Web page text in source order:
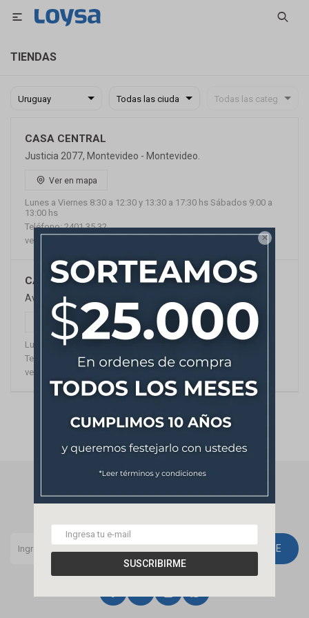

SUSCRIBIRME

TIENDAS
CASA CENTRAL
Justicia 2077, Montevideo - Montevideo.
Ver en mapa
Lunes a Viernes 8:30 a 12:30 y 13:30 a 17:30 hs Sábados 9:00 a
13:00 hs
Teléfono: 2401 35 32
ventas@loysa.com.uy
CASA AV ITALIA
Av. Italia 3921, Montevideo - Montevideo.
Ver en mapa
Lunes a Sábados 9:00 a 18:00 hs
Teléfono: 2505 6436
ventas@loysa.com.uy
NEWSLETTER
SUSCRIBIRME